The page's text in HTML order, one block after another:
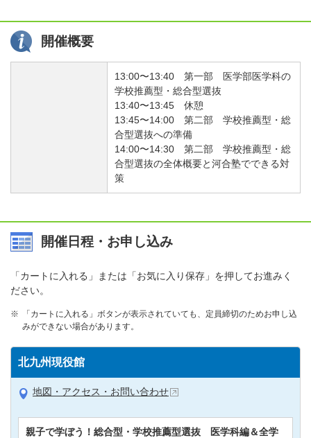
開催概要
13:00〜13:40 第一部 医学部医学科の
学校推薦型・総合型選抜
13:40〜13:45 休憩
13:45〜14:00 第二部 学校推薦型・総
合型選抜への準備
14:00〜14:30 第二部 学校推薦型・総
合型選抜の全体概要と河合塾でできる対
策
開催日程・お申し込み
「カートに入れる」または「お気に入り保存」を押してお進みく
ださい。
「カートに入れる」ボタンが表示されていても、定員締切のためお申し込
みができない場合があります。
北九州現役館
地図・アクセス・お問い合わせ
親子で学ぼう！総合型・学校推薦型選抜 医学科編＆全学